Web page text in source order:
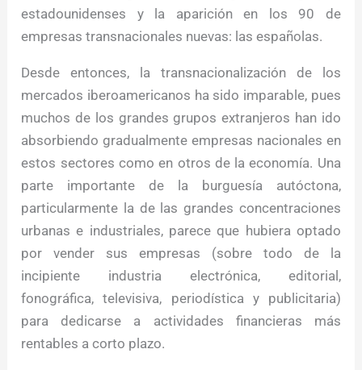
estadounidenses y la aparición en los 90 de
empresas transnacionales nuevas: las españolas.
Desde entonces, la transnacionalización de los
mercados iberoamericanos ha sido imparable, pues
muchos de los grandes grupos extranjeros han ido
absorbiendo gradualmente empresas nacionales en
estos sectores como en otros de la economía. Una
parte importante de la burguesía autóctona,
particularmente la de las grandes concentraciones
urbanas e industriales, parece que hubiera optado
por vender sus empresas (sobre todo de la
incipiente industria electrónica, editorial,
fonográfica, televisiva, periodística y publicitaria)
para dedicarse a actividades financieras más
rentables a corto plazo.